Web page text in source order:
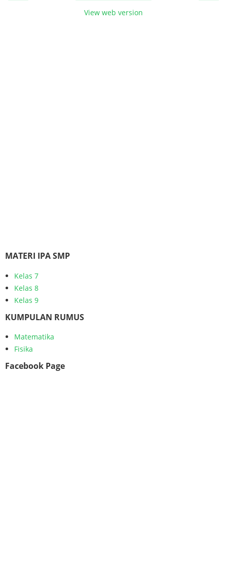
View web version
MATERI IPA SMP
Kelas 7
Kelas 8
Kelas 9
KUMPULAN RUMUS
Matematika
Fisika
Facebook Page